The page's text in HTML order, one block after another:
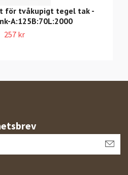
för tvåkupigt tegel tak -
A:125B:70L:2000
257 kr